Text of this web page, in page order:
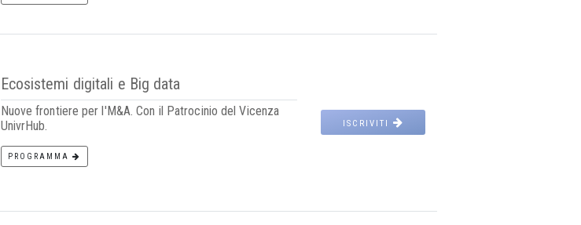
Ecosistemi digitali e Big data
Nuove frontiere per l'M&A. Con il Patrocinio del Vicenza
UnivrHub.
PROGRAMMA
ISCRIVITI